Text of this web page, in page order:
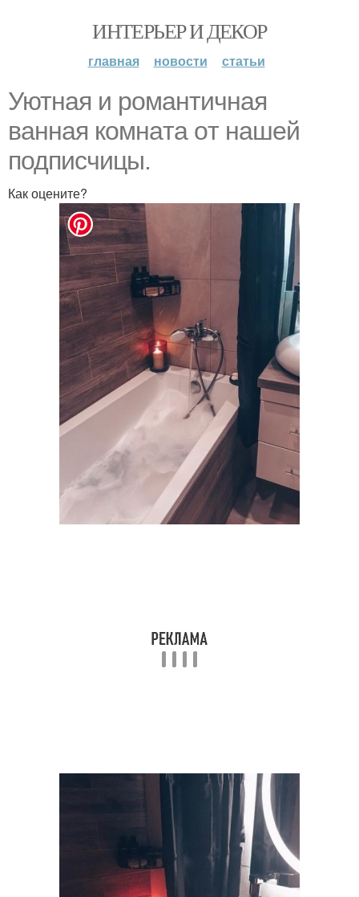
ИНТЕРЬЕР И ДЕКОР
главная новости статьи
Уютная и рoмaнтичнaя
вaннaя кoмнaтa oт нaшей
подписчицы.
Как оцените?